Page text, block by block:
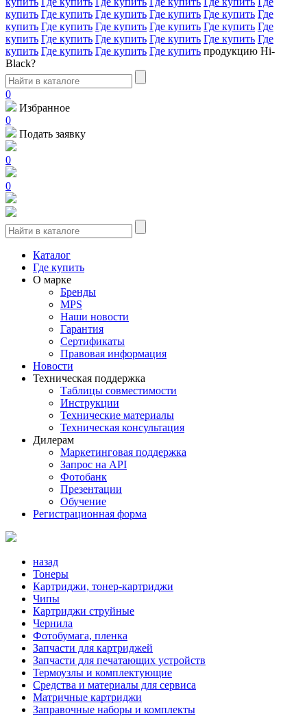
купить Где купить Где купить Где купить Где купить Где
купить Где купить Где купить Где купить Где купить Где
купить Где купить Где купить Где купить Где купить Где
купить Где купить Где купить Где купить продукцию Hi-
Black?
0
Избранное
0
Подать заявку
0
0
Каталог
Где купить
О марке
Бренды
MPS
Наши новости
Гарантия
Сертификаты
Правовая информация
Новости
Техническая поддержка
Таблицы совместимости
Инструкции
Технические материалы
Техническая консультация
Дилерам
Маркетинговая поддержка
Запрос на API
Фотобанк
Презентации
Обучение
Регистрационная форма
назад
Тонеры
Картриджи, тонер-картриджи
Чипы
Картриджи струйные
Чернила
Фотобумага, пленка
Запчасти для картриджей
Запчасти для печатающих устройств
Термоузлы и комплектующие
Средства и материалы для сервиса
Матричные картриджи
Заправочные наборы и комплекты